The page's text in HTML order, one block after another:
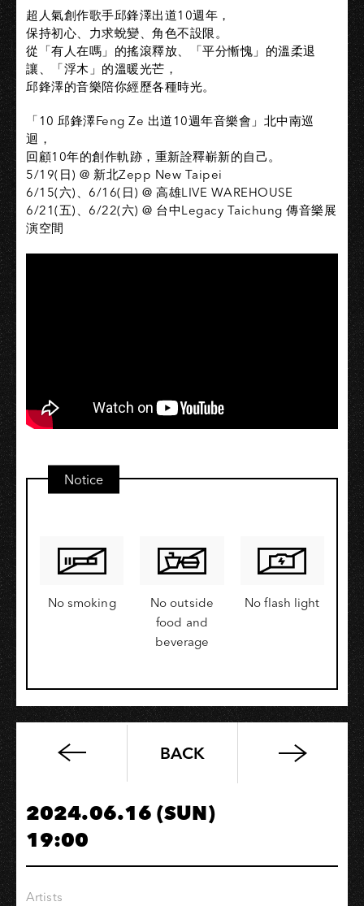
超人氣創作歌手邱鋒澤出道10週年，
保持初心、力求蛻變、角色不設限。
從「有人在嗎」的搖滾釋放、「平分慚愧」的溫柔退
讓、「浮木」的溫暖光芒，
邱鋒澤的音樂陪你經歷各種時光。
「10 邱鋒澤Feng Ze 出道10週年音樂會」北中南巡
迴，
回顧10年的創作軌跡，重新詮釋嶄新的自己。
5/19(日) @ 新北Zepp New Taipei
6/15(六)、6/16(日) @ 高雄LIVE WAREHOUSE
6/21(五)、6/22(六) @ 台中Legacy Taichung 傳音樂展
演空間
Notice
No smoking
No outside
food and
beverage
No flash light
TANK
建
忠
【關
於
BACK
2024.06.16 (SUN)
19:00
Artists